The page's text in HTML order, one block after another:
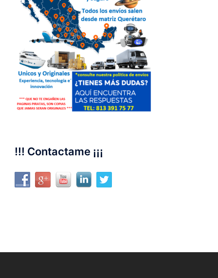
!!! Contactame ¡¡¡